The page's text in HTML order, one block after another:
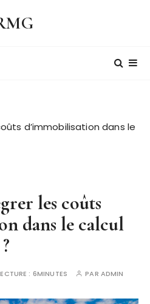
d’immobilisation dans le
les coûts
dans le calcul
: 6MINUTES PAR ADMIN